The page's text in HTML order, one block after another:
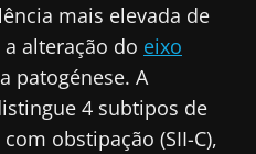
mais elevada de
alteração do eixo
patogénese. A
4 subtipos de
obstipação (SII-C),